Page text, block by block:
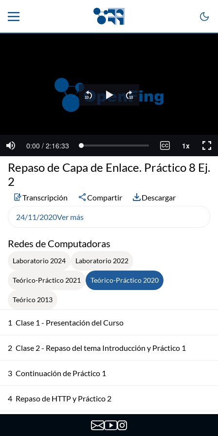
Redes de Computadoras
Laboratorio 2024 Laboratorio 2022
Teórico-Práctico 2021 Teórico-Práctico 2020
Teórico 2013
1 Clase 1 - Presentación del Curso
2 Clase 2 - Repaso del tema Introducción y Práctico 1
3 Continuación de Práctico 1
4 Repaso de HTTP y Práctico 2
Repaso de Correo Electrónico y DNS. Práctico 2
Repaso de Capa de Enlace. Práctico 8 Ej.
2
Transcripción Compartir Descargar
24/11/2020Ver más